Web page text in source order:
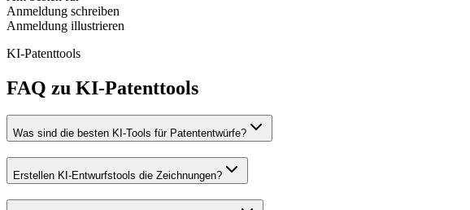
Anmeldung schreiben
Anmeldung illustrieren
KI-Patenttools
FAQ zu KI-Patenttools
Was sind die besten KI-Tools für Patententwürfe?
Erstellen KI-Entwurfstools die Zeichnungen?